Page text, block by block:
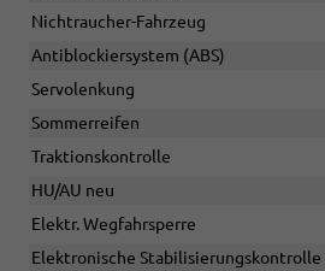
Nichtraucher-Fahrzeug
Antiblockiersystem (ABS)
Servolenkung
Sommerreifen
Traktionskontrolle
HU/AU neu
Elektr. Wegfahrsperre
Elektronische Stabilisierungskontrolle